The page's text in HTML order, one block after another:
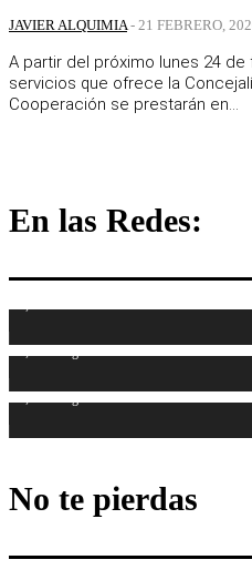
JAVIER ALQUIMIA - 21 FEBRERO,
A partir del próximo lunes 24
servicios que ofrece la
Cooperación se prestarán en...
En las Redes:
No te pierdas